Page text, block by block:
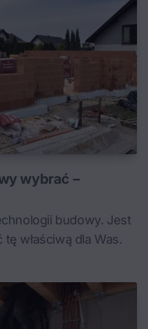
wybrać –
budowy. Jest
właściwą dla Was.